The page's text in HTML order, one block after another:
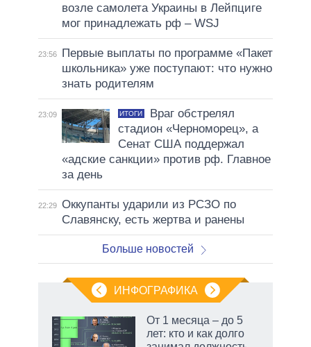
возле самолета Украины в Лейпциге
мог принадлежать рф – WSJ
23:56
Первые выплаты по программе «Пакет
школьника» уже поступают: что нужно
знать родителям
23:09 ИТОГИ
Враг обстрелял
стадион «Черноморец», а
Сенат США поддержал
«адские санкции» против рф. Главное
за день
22:29 Оккупанты ударили из РСЗО по
Славянску, есть жертва и ранены
Больше новостей
ИНФОГРАФИКА
От 1 месяца – до 5
лет: кто и как долго